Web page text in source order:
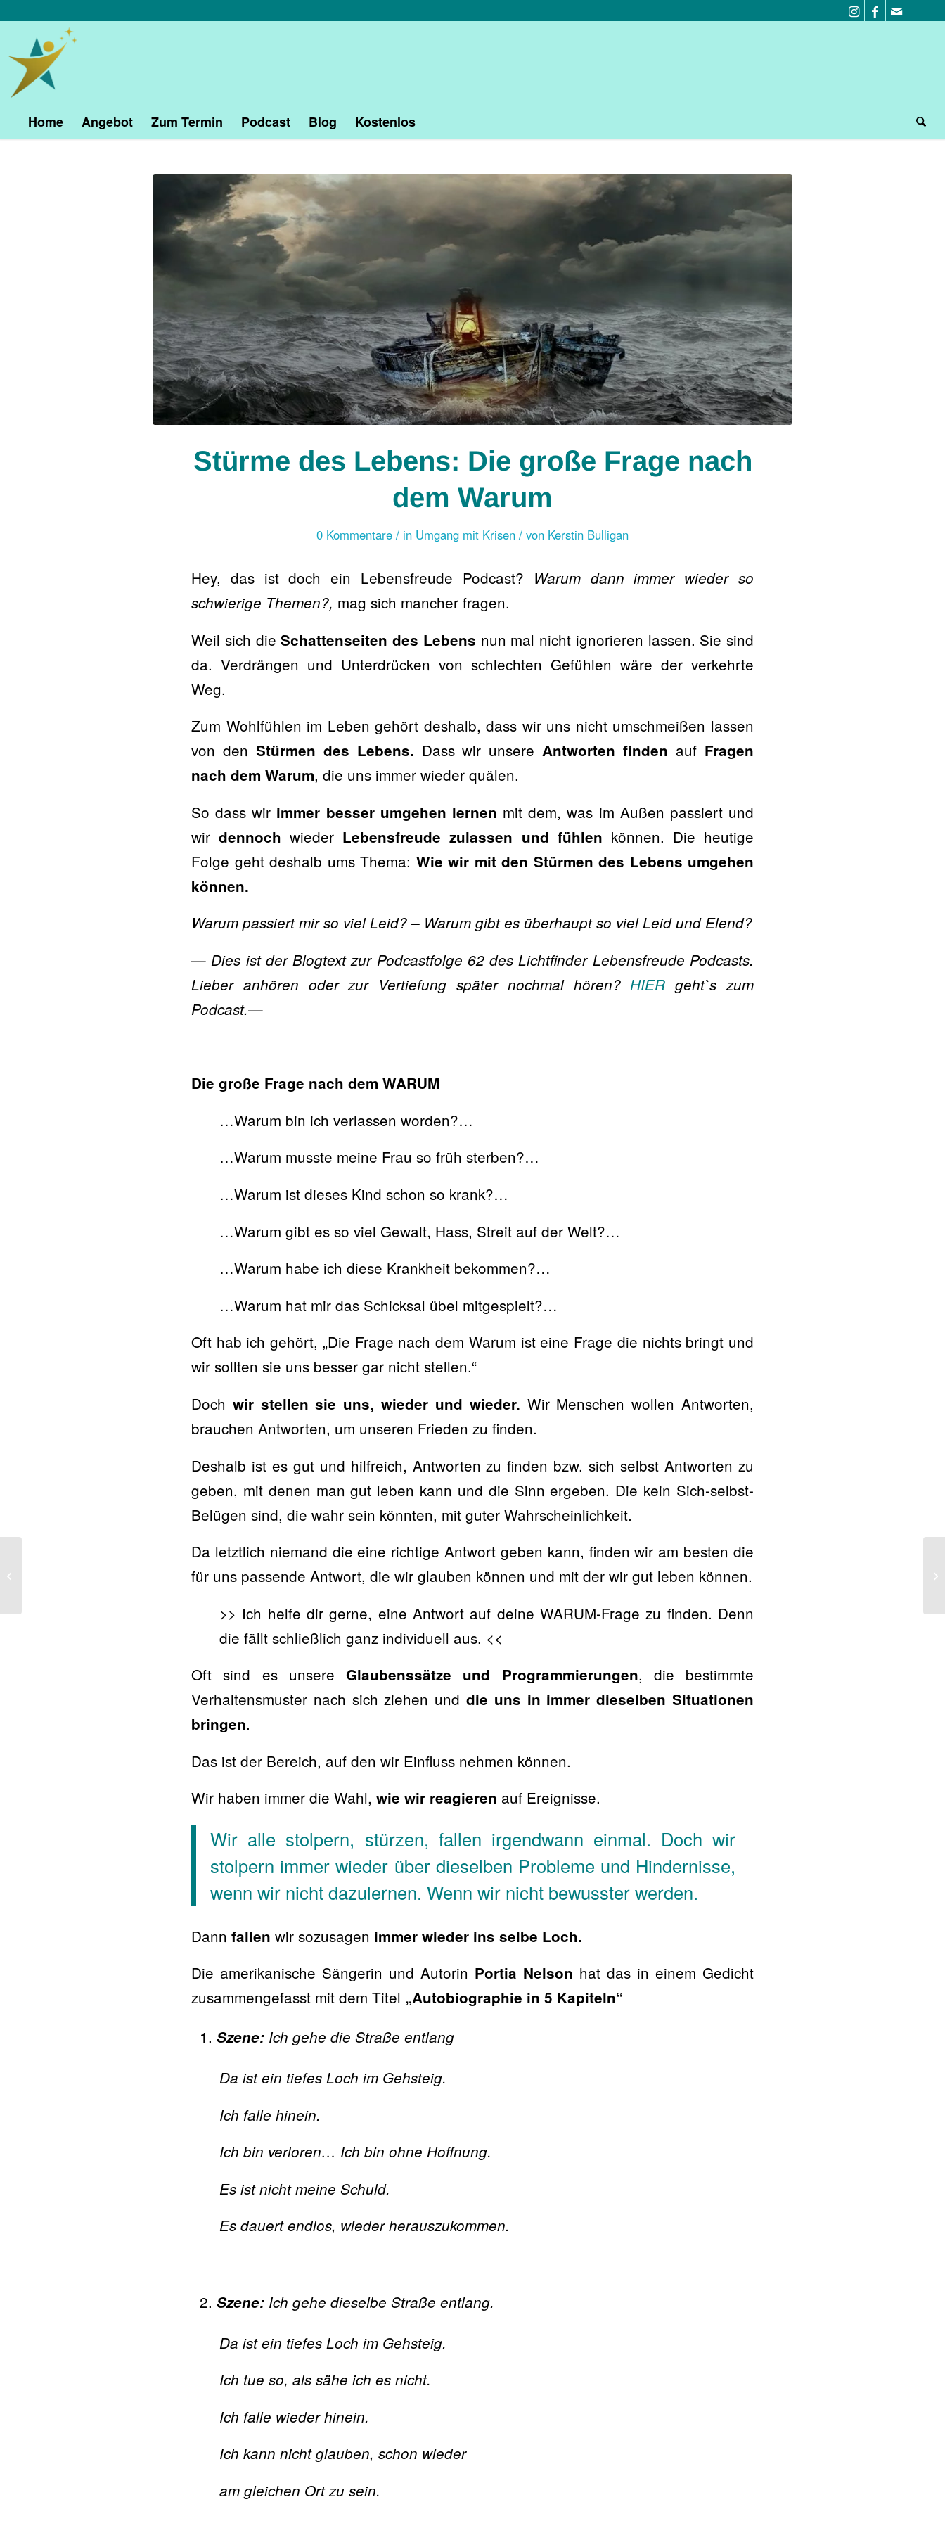
Home Angebot Zum Termin Podcast Blog Kostenlos
Stürme des Lebens: Die große Frage nach
dem Warum
0 Kommentare / in Umgang mit Krisen / von Kerstin Bulligan
Hey, das ist doch ein Lebensfreude Podcast? Warum dann immer wieder so
schwierige Themen?, mag sich mancher fragen.
Weil sich dieSchattenseiten des Lebens nun mal nicht ignorieren lassen. Sie sind
da. Verdrängen und Unterdrücken von schlechten Gefühlen wäre der verkehrte
Weg.
Zum Wohlfühlen im Leben gehört deshalb, dass wir uns nicht umschmeißen lassen
von den Stürmen des Lebens. Dass wir unsereAntworten finden auf Fragen
nach dem Warum, die uns immer wieder quälen.
So dass wir immer besser umgehen lernen mit dem, was im Außen passiert und
wirdennoch wieder Lebensfreude zulassen und fühlen können. Die heutige
Folge geht deshalb ums Thema: Wie wir mit den Stürmen des Lebens umgehen
können.
Warum passiert mir so viel Leid? – Warum gibt es überhaupt so viel Leid und Elend?
— Dies ist der Blogtext zur Podcastfolge 62 des Lichtfinder Lebensfreude Podcasts.
Lieber anhören oder zur Vertiefung später nochmal hören?HIER geht`s zum
Podcast.—
Die große Frage nach dem WARUM
…Warum bin ich verlassen worden?…
…Warum musste meine Frau so früh sterben?…
…Warum ist dieses Kind schon so krank?…
…Warum gibt es so viel Gewalt, Hass, Streit auf der Welt?…
…Warum habe ich diese Krankheit bekommen?…
…Warum hat mir das Schicksal übel mitgespielt?…
Oft hab ich gehört, „Die Frage nach dem Warum ist eine Frage die nichts bringt und
wir sollten sie uns besser gar nicht stellen.“
Doch wir stellen sie uns, wieder und wieder. Wir Menschen wollen Antworten,
brauchen Antworten, um unseren Frieden zu finden.
Deshalb ist es gut und hilfreich, Antworten zu finden bzw. sich selbst Antworten zu
geben, mit denen man gut leben kann und die Sinn ergeben. Die kein Sich-selbst-
Belügen sind, die wahr sein könnten, mit guter Wahrscheinlichkeit.
Da letztlich niemand die eine richtige Antwort geben kann, finden wir am besten die
für uns passende Antwort, die wir glauben können und mit der wir gut leben können.
>> Ich helfe dir gerne, eine Antwort auf deine WARUM-Frage zu finden. Denn
die fällt schließlich ganz individuell aus. <<
Oft sind es unsere Glaubenssätze und Programmierungen, die bestimmte
Verhaltensmuster nach sich ziehen und die uns in immer dieselben Situationen
bringen.
Das ist der Bereich, auf den wir Einfluss nehmen können.
Wir haben immer die Wahl, wie wir reagieren auf Ereignisse.
Wir alle stolpern, stürzen, fallen irgendwann einmal. Doch wir
stolpern immer wieder über dieselben Probleme und Hindernisse,
wenn wir nicht dazulernen. Wenn wir nicht bewusster werden.
Dann fallen wir sozusagen immer wieder ins selbe Loch.
Die amerikanische Sängerin und Autorin Portia Nelson hat das in einem Gedicht
zusammengefasst mit dem Titel „Autobiographie in 5 Kapiteln“
Szene:Ich gehe die Straße entlang
Da ist ein tiefes Loch im Gehsteig.
Ich falle hinein.
Ich bin verloren… Ich bin ohne Hoffnung.
Es ist nicht meine Schuld.
Es dauert endlos, wieder herauszukommen.
Szene:Ich gehe dieselbe Straße entlang.
Da ist ein tiefes Loch im Gehsteig.
Ich tue so, als sähe ich es nicht.
Ich falle wieder hinein.
Ich kann nicht glauben, schon wieder
am gleichen Ort zu sein.